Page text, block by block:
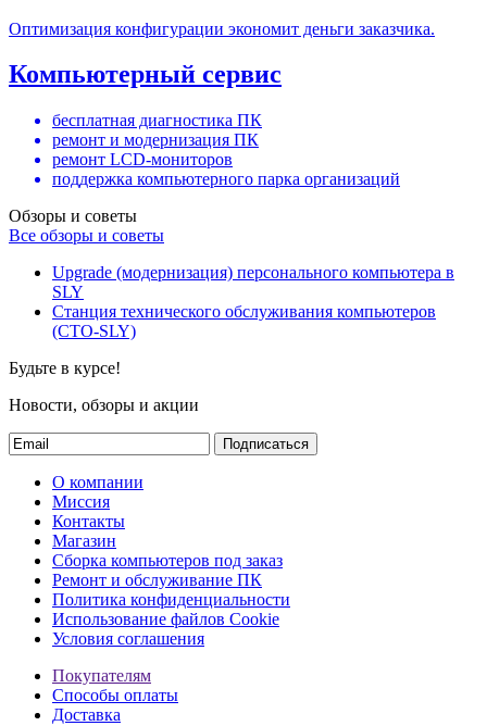
Оптимизация конфигурации экономит деньги заказчика.
Компьютерный сервис
бесплатная диагностика ПК
ремонт и модернизация ПК
ремонт LCD-мониторов
поддержка компьютерного парка организаций
Обзоры и советы
Все обзоры и советы
Upgrade (модернизация) персонального компьютера в
SLY
Станция технического обслуживания компьютеров
(СТО-SLY)
Будьте в курсе!
Новости, обзоры и акции
Подписаться
О компании
Миссия
Контакты
Магазин
Сборка компьютеров под заказ
Ремонт и обслуживание ПК
Политика конфиденциальности
Использование файлов Cookie
Условия соглашения
Покупателям
Способы оплаты
Доставка